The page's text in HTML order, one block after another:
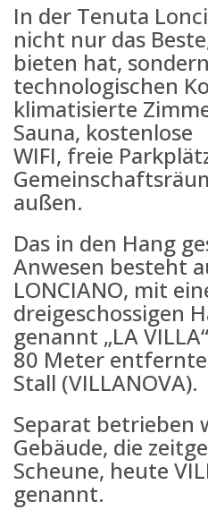
In der Tenuta
nicht nur das
bieten hat,
technologischen
klimatisierte
Sauna, kostenlose
WIFI, freie
außen.
Das in den Hang
Anwesen besteht
LONCIANO, mit
dreigeschossigen
genannt „LA
80 Meter
Stall (VILLANOVA).
Separat betrieben
Gebäude, die
Scheune, heute
genannt.